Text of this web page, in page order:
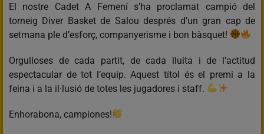
El nostre Cadet A Femení s’ha proclamat campió del
torneig Diver Basket de Salou després d’un gran cap de
setmana ple d’esforç, companyerisme i bon bàsquet!
Orgulloses de cada partit, de cada lluita i de l’actitud
espectacular de tot l’equip. Aquest títol és el premi a la
feina i a la il·lusió de totes les jugadores i staff.
Enhorabona, campiones!